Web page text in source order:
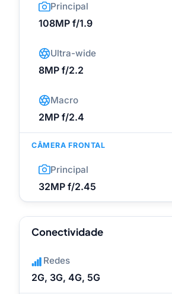
Principal
108MP f/1.9
Ultra-wide
8MP f/2.2
Macro
2MP f/2.4
CÂMERA FRONTAL
Principal
32MP f/2.45
Conectividade
Redes
2G, 3G, 4G, 5G